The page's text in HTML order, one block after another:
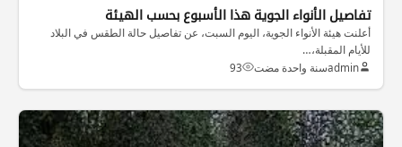
تفاصيل الأنواء الجوية هذا الأسبوع بحسب الهيئة
أعلنت هيئة الأنواء الجوية، اليوم السبت، عن تفاصيل حالة الطقس في البلاد
للأيام المقبلة،…
adminسنة واحدة مضت 93